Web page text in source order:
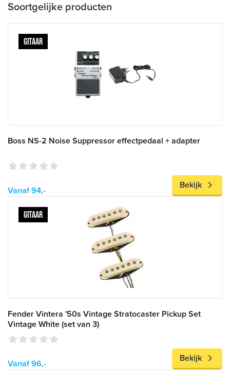
Soortgelijke producten
GITAAR
Boss NS-2 Noise Suppressor effectpedaal + adapter
Vanaf 94,-
Bekijk
GITAAR
Fender Vintera '50s Vintage Stratocaster Pickup Set
Vintage White (set van 3)
Vanaf 96,-
Bekijk